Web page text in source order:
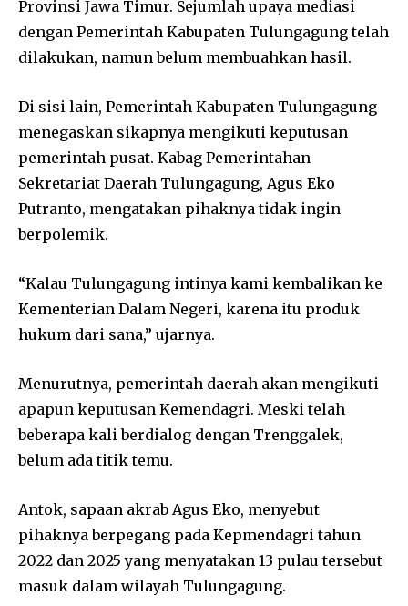
Provinsi Jawa Timur. Sejumlah upaya mediasi
dengan Pemerintah Kabupaten Tulungagung telah
dilakukan, namun belum membuahkan hasil.
Di sisi lain, Pemerintah Kabupaten Tulungagung
menegaskan sikapnya mengikuti keputusan
pemerintah pusat. Kabag Pemerintahan
Sekretariat Daerah Tulungagung, Agus Eko
Putranto, mengatakan pihaknya tidak ingin
berpolemik.
“Kalau Tulungagung intinya kami kembalikan ke
Kementerian Dalam Negeri, karena itu produk
hukum dari sana,” ujarnya.
Menurutnya, pemerintah daerah akan mengikuti
apapun keputusan Kemendagri. Meski telah
beberapa kali berdialog dengan Trenggalek,
belum ada titik temu.
Antok, sapaan akrab Agus Eko, menyebut
pihaknya berpegang pada Kepmendagri tahun
2022 dan 2025 yang menyatakan 13 pulau tersebut
masuk dalam wilayah Tulungagung.